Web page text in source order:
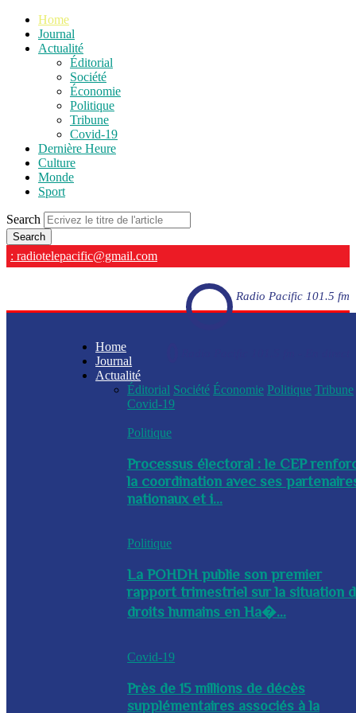
Home
Journal
Actualité
Éditorial
Société
Économie
Politique
Tribune
Covid-19
Dernière Heure
Culture
Monde
Sport
Search
: radiotelepacific@gmail.com
Radio Pacific 101.5 fm
Home
Journal
Actualité
Éditorial Société Économie Politique Tribune
Covid-19
Politique
Processus électoral : le CEP
la coordination avec ses
nationaux et i...
Politique
La POHDH publie son premier
rapport trimestriel sur la situation
droits humains en Ha�...
Covid-19
Près de 15 millions de décès
supplémentaires associés à la